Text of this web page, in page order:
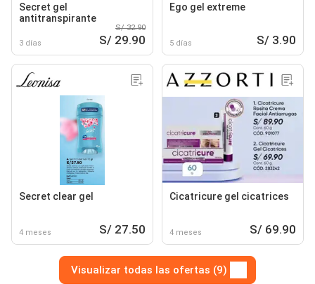
Secret gel
antitranspirante
3 días
S/ 32.90
S/ 29.90
Ego gel extreme
5 días S/ 3.90
Secret clear gel
4 meses S/ 27.50
Cicatricure gel cicatrices
4 meses S/ 69.90
Visualizar todas las ofertas (9)